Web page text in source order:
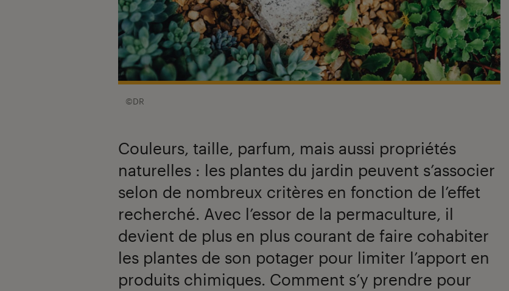
©DR
Couleurs, taille, parfum, mais aussi propriétés
naturelles : les plantes du jardin peuvent s’associer
selon de nombreux critères en fonction de l’effet
recherché. Avec l’essor de la permaculture, il
devient de plus en plus courant de faire cohabiter
les plantes de son potager pour limiter l’apport en
produits chimiques. Comment s’y prendre pour